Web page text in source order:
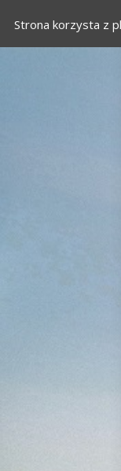
Strona korzysta z